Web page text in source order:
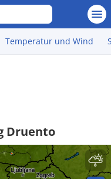
Temperatur und Wind
Druento